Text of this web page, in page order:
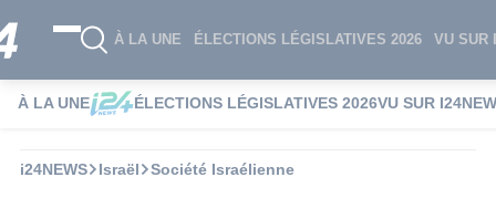
À LA UNE ÉLECTIONS LÉGISLATIVES 2026 VU SUR
À LA UNE ÉLECTIONS LÉGISLATIVES 2026VU SUR
i24NEWS Israël Société Israélienne